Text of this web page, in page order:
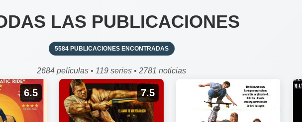
LAS PUBLICACIONES
5584 PUBLICACIONES ENCONTRADAS
2684 películas • 119 series • 2781 noticias
6.5 7.5